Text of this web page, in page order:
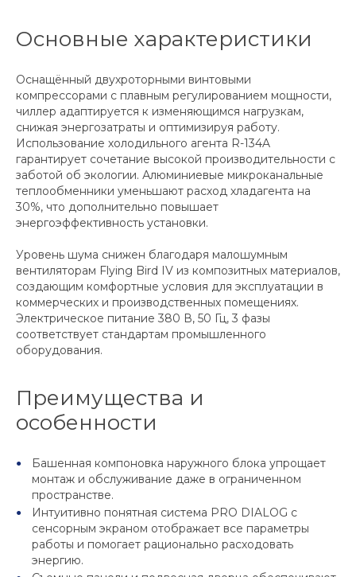
Основные характеристики
Оснащённый двухроторными винтовыми
компрессорами с плавным регулированием мощности,
чиллер адаптируется к изменяющимся нагрузкам,
снижая энергозатраты и оптимизируя работу.
Использование холодильного агента R-134A
гарантирует сочетание высокой производительности с
заботой об экологии. Алюминиевые микроканальные
теплообменники уменьшают расход хладагента на
30%, что дополнительно повышает
энергоэффективность установки.
Уровень шума снижен благодаря малошумным
вентиляторам Flying Bird IV из композитных материалов,
создающим комфортные условия для эксплуатации в
коммерческих и производственных помещениях.
Электрическое питание 380 В, 50 Гц, 3 фазы
соответствует стандартам промышленного
оборудования.
Преимущества и
особенности
Башенная компоновка наружного блока упрощает
монтаж и обслуживание даже в ограниченном
пространстве.
Интуитивно понятная система PRO DIALOG с
сенсорным экраном отображает все параметры
работы и помогает рационально расходовать
энергию.